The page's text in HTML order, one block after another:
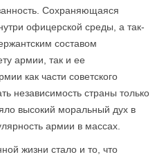
Сохраняющаяся
офицерской среды, а так­
составом
армии, так и ее
как части советского
независимость страны только
высокий моральный дух в
армии в массах.
жизни стало и то, что